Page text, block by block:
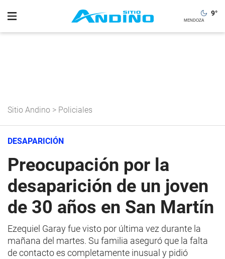
9°
Sitio Andino > Policiales
DESAPARICIÓN
Preocupación por la
desaparición de un joven
de 30 años en San Martín
Ezequiel Garay fue visto por última vez durante la
mañana del martes. Su familia aseguró que la falta
de contacto es completamente inusual y pidió